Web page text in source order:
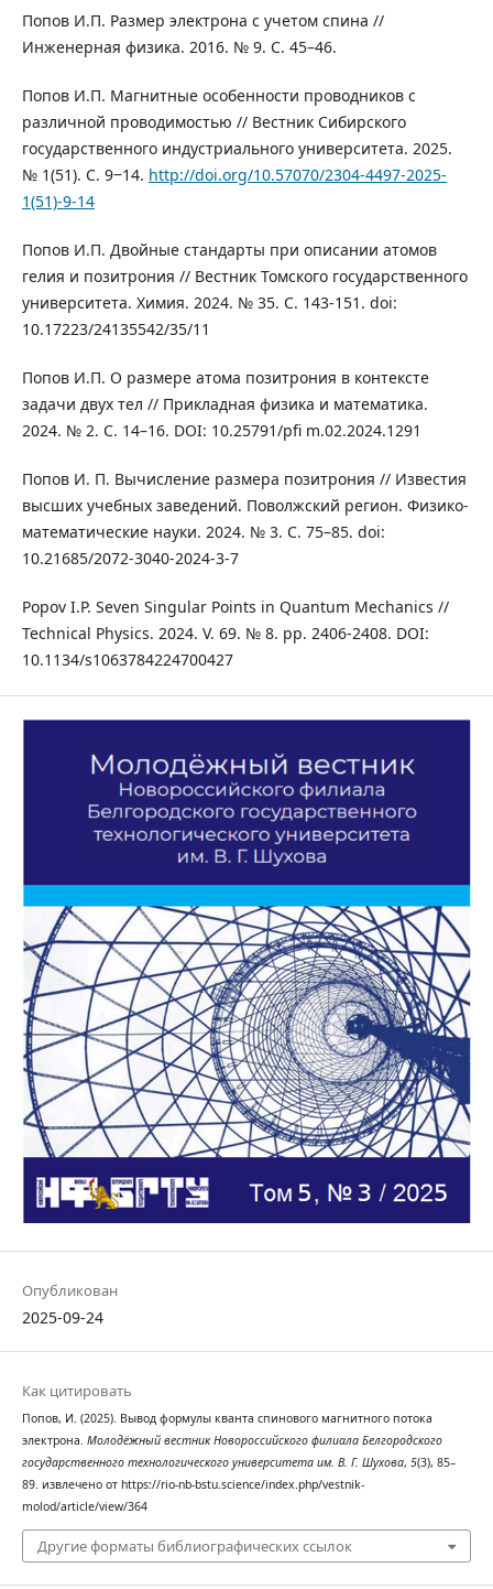
Попов И.П. Размер электрона с учетом спина //
Инженерная физика. 2016. № 9. С. 45–46.
Попов И.П. Магнитные особенности проводников с
различной проводимостью // Вестник Сибирского
государственного индустриального университета. 2025.
№ 1(51). С. 9‒14. http://doi.org/10.57070/2304-4497-2025-
1(51)-9-14
Попов И.П. Двойные стандарты при описании атомов
гелия и позитрония // Вестник Томского государственного
университета. Химия. 2024. № 35. С. 143-151. doi:
10.17223/24135542/35/11
Попов И.П. О размере атома позитрония в контексте
задачи двух тел // Прикладная физика и математика.
2024. № 2. С. 14–16. DOI: 10.25791/pfi m.02.2024.1291
Попов И. П. Вычисление размера позитрония // Известия
высших учебных заведений. Поволжский регион. Физико-
математические науки. 2024. № 3. С. 75–85. doi:
10.21685/2072-3040-2024-3-7
Popov I.P. Seven Singular Points in Quantum Mechanics //
Technical Physics. 2024. V. 69. № 8. pp. 2406-2408. DOI:
10.1134/s1063784224700427
Опубликован
2025-09-24
Как цитировать
Попов, И. (2025). Вывод формулы кванта спинового магнитного потока
электрона. Молодёжный вестник Новороссийского филиала Белгородского
государственного технологического университета им. В. Г. Шухова, 5(3), 85–
89. извлечено от https://rio-nb-bstu.science/index.php/vestnik-
molod/article/view/364
Другие форматы библиографических ссылок